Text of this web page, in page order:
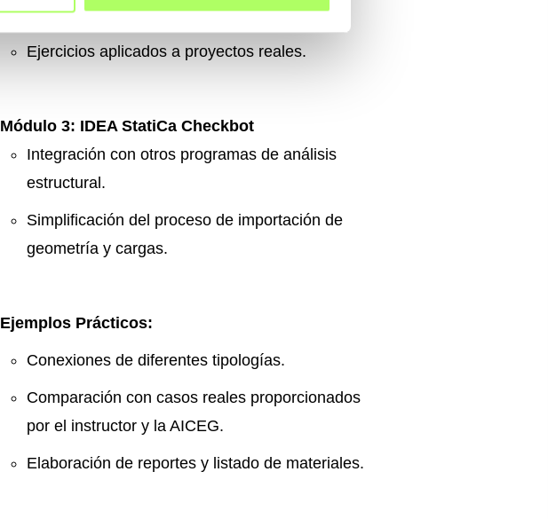
esfuerzos.
Ejercicios aplicados a proyectos reales.
Módulo 3: IDEA StatiCa Checkbot
Integración con otros programas de análisis
estructural.
Simplificación del proceso de importación de
geometría y cargas.
Ejemplos Prácticos:
Conexiones de diferentes tipologías.
Comparación con casos reales proporcionados
por el instructor y la AICEG.
Elaboración de reportes y listado de materiales.